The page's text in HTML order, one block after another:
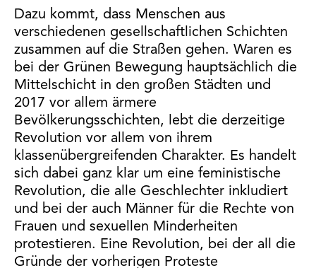
Dazu kommt, dass Menschen aus
verschiedenen gesellschaftlichen Schichten
zusammen auf die Straßen gehen. Waren es
bei der Grünen Bewegung hauptsächlich die
Mittelschicht in den großen Städten und
2017 vor allem ärmere
Bevölkerungsschichten, lebt die derzeitige
Revolution vor allem von ihrem
klassenübergreifenden Charakter. Es handelt
sich dabei ganz klar um eine feministische
Revolution, die alle Geschlechter inkludiert
und bei der auch Männer für die Rechte von
Frauen und sexuellen Minderheiten
protestieren. Eine Revolution, bei der all die
Gründe der vorherigen Proteste